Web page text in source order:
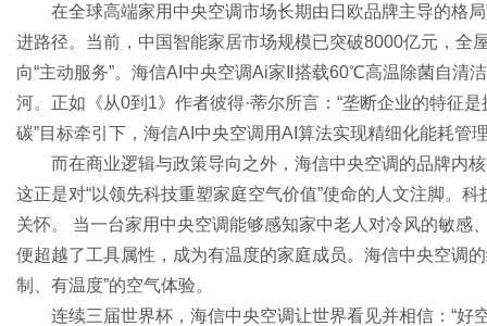
在全球高端家用中央空调市场长期由日欧品牌主导的格
进路径。当前，中国智能家居市场规模已突破8000亿元，全
向“主动服务”。海信AI中央空调Ai家Ⅱ搭载60℃高温除菌自清
河。正如《从0到1》作者彼得·蒂尔所言：“垄断企业的特征
碳”目标牵引下，海信AI中央空调用AI算法实现精细化能耗管
而在商业逻辑与政策导向之外，海信中央空调的品牌内
这正是对“以领先科技重塑家庭空气价值”使命的人文注脚。
关怀。 当一台家用中央空调能够感知家中老人对冷风的敏
便超越了工具属性，成为有温度的家庭成员。海信中央空调
制、有温度”的空气体验。
连续三届世界杯，海信中央空调让世界看见并相信：“好